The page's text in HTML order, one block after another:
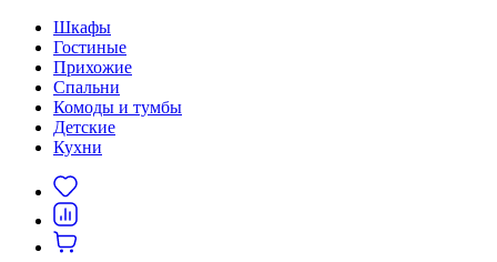
Шкафы
Гостиные
Прихожие
Спальни
Комоды и тумбы
Детские
Кухни